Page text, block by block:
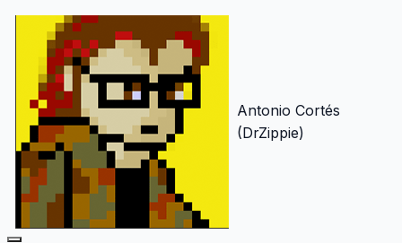
Antonio Cortés
(DrZippie)